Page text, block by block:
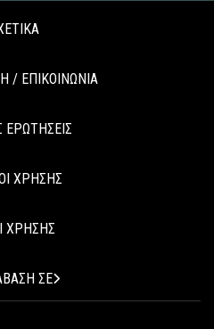
/ ΕΠΙΚΟΙΝΩΝΙΑ
ΕΡΩΤΗΣΕΙΣ
ΧΡΗΣΗΣ
ΧΡΗΣΗΣ
ΣΕ